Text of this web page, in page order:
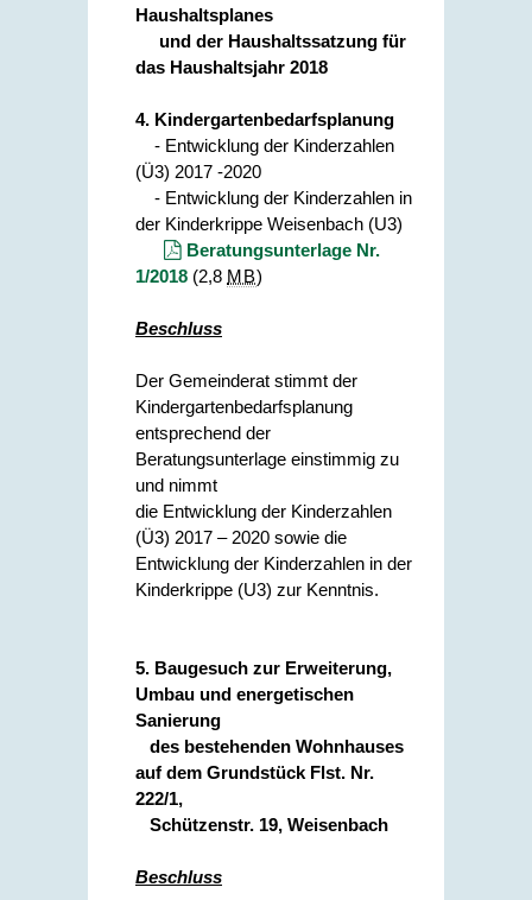
Haushaltsplanes
und der Haushaltssatzung für
das Haushaltsjahr 2018
4. Kindergartenbedarfsplanung
- Entwicklung der Kinderzahlen
(Ü3) 2017 -2020
- Entwicklung der Kinderzahlen in
der Kinderkrippe Weisenbach (U3)
Beratungsunterlage Nr.
1/2018 (2,8 MB)
Beschluss
Der Gemeinderat stimmt der
Kindergartenbedarfsplanung
entsprechend der
Beratungsunterlage einstimmig zu
und nimmt
die Entwicklung der Kinderzahlen
(Ü3) 2017 – 2020 sowie die
Entwicklung der Kinderzahlen in der
Kinderkrippe (U3) zur Kenntnis.
5. Baugesuch zur Erweiterung,
Umbau und energetischen
Sanierung
des bestehenden Wohnhauses
auf dem Grundstück Flst. Nr.
222/1,
Schützenstr. 19, Weisenbach
Beschluss